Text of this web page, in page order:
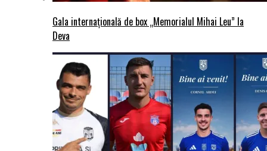
Gala internațională de box „Memorialul Mihai Leu” la
Deva